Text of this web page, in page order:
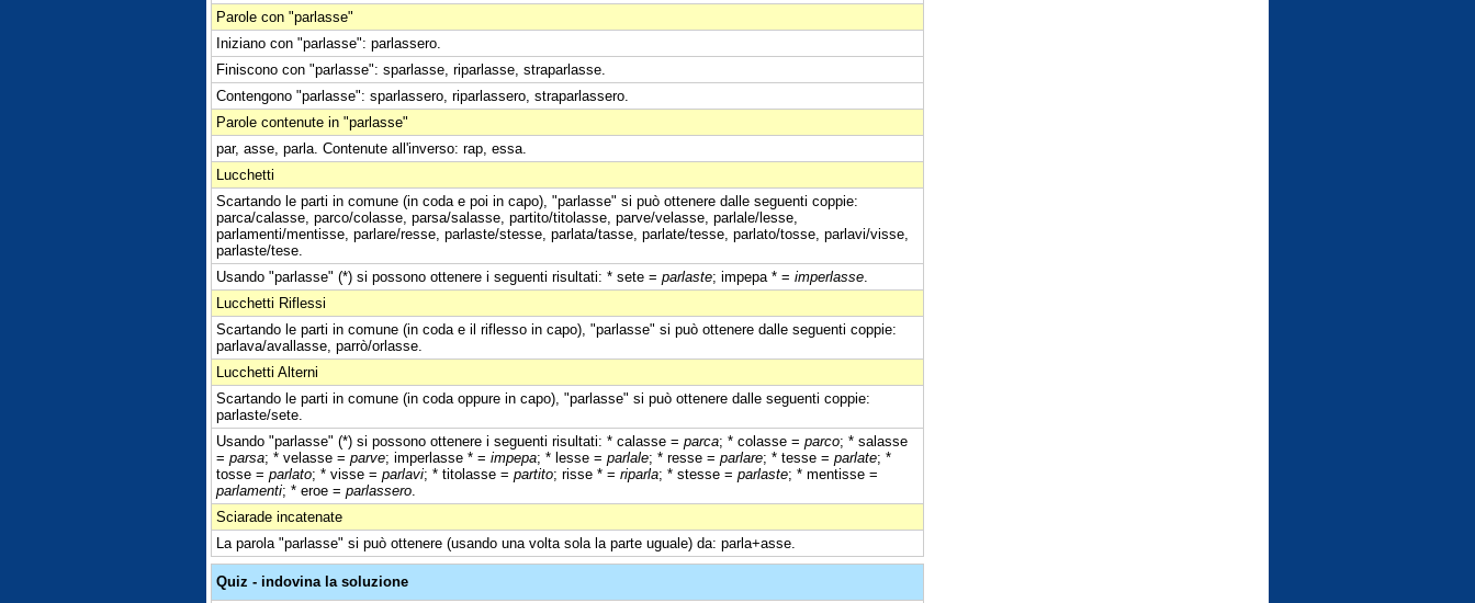
Parole con "parlasse"
Iniziano con "parlasse": parlassero.
Finiscono con "parlasse": sparlasse, riparlasse, straparlasse.
Contengono "parlasse": sparlassero, riparlassero, straparlassero.
Parole contenute in "parlasse"
par, asse, parla. Contenute all'inverso: rap, essa.
Lucchetti
Scartando le parti in comune (in coda e poi in capo), "parlasse" si può ottenere dalle seguenti coppie:
parca/calasse, parco/colasse, parsa/salasse, partito/titolasse, parve/velasse, parlale/lesse,
parlamenti/mentisse, parlare/resse, parlaste/stesse, parlata/tasse, parlate/tesse, parlato/tosse, parlavi/visse,
parlaste/tese.
Usando "parlasse" (*) si possono ottenere i seguenti risultati: * sete = parlaste; impepa * = imperlasse
Lucchetti Riflessi
Scartando le parti in comune (in coda e il riflesso in capo), "parlasse" si può ottenere dalle seguenti coppie:
parlava/avallasse, parrò/orlasse.
Lucchetti Alterni
Scartando le parti in comune (in coda oppure in capo), "parlasse" si può ottenere dalle seguenti coppie:
parlaste/sete.
Usando "parlasse" (*) si possono ottenere i seguenti risultati: * calasse = parca; * colasse = parco; * salasse
= parsa; * velasse = parve; imperlasse * = impepa; * lesse = parlale; * resse = parlare; * tesse = parlate; *
tosse = parlato; * visse = parlavi; * titolasse = partito; risse * = riparla; * stesse = parlaste; * mentisse =
parlamenti; * eroe = parlassero
Sciarade incatenate
La parola "parlasse" si può ottenere (usando una volta sola la parte uguale) da: parla+asse.
Quiz - indovina la soluzione